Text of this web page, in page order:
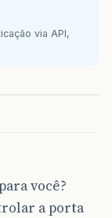
via API,
você?
a porta